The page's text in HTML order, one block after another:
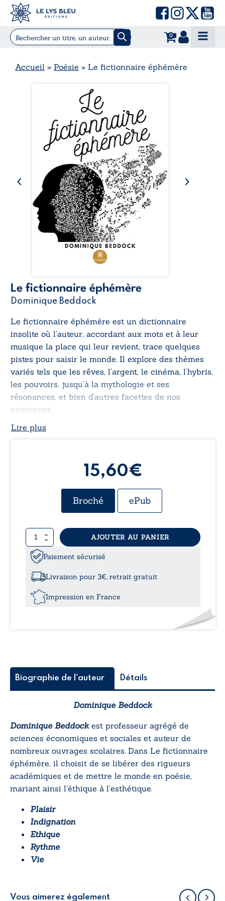
0
Accueil » Poésie » Le fictionnaire éphémère
Le fictionnaire éphémère
Dominique Beddock
Le fictionnaire éphémère est un dictionnaire
insolite où l’auteur, accordant aux mots et à leur
musique la place qui leur revient, trace quelques
pistes pour saisir le monde. Il explore des thèmes
variés tels que les rêves, l’argent, le cinéma, l’hybris,
les pouvoirs, jusqu’à la mythologie et ses
résonances, et bien d’autres facettes de nos
existences.
Lire plus
15,60€
Broché ePub
quantité
de
Le
fictionnaire
éphémère
AJOUTER AU PANIER
Paiement sécurisé
Livraison pour 3€, retrait gratuit
Impression en France
Biographie de l'auteur Détails
Dominique Beddock
Dominique Beddockest professeur agrégé de
sciences économiques et sociales et auteur de
nombreux ouvrages scolaires. Dans Le fictionnaire
éphémère, il choisit de se libérer des rigueurs
académiques et de mettre le monde en poésie,
mariant ainsi l’éthique à l’esthétique.
Plaisir
Indignation
Ethique
Rythme
Vie
Vous aimerez également